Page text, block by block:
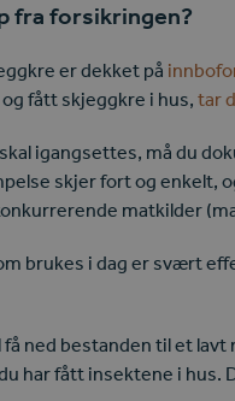
fra forsikringen?
er dekket på
fått skjeggkre i hus, tar
igangsettes, må du
skjer fort og enkelt,
matkilder
brukes i dag er svært
få ned bestanden til et
har fått insektene i hus.